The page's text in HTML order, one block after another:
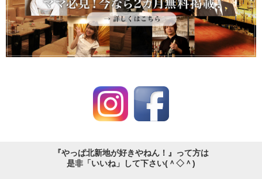
『やっぱ北新地が好きやねん！』って方は
是非「いいね」して下さい(＾◇＾)